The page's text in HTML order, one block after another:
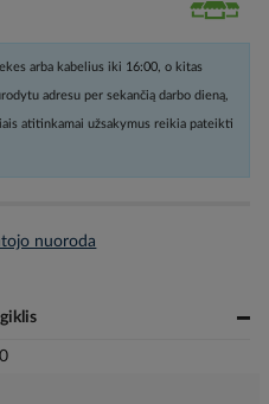
arba kabelius iki 16:00, o kitas
adresu per sekančią darbo dieną,
atitinkamai užsakymus reikia pateikti
nuoroda